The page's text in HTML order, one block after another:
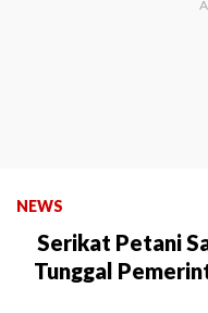
NEWS
Serikat Petani
Tunggal